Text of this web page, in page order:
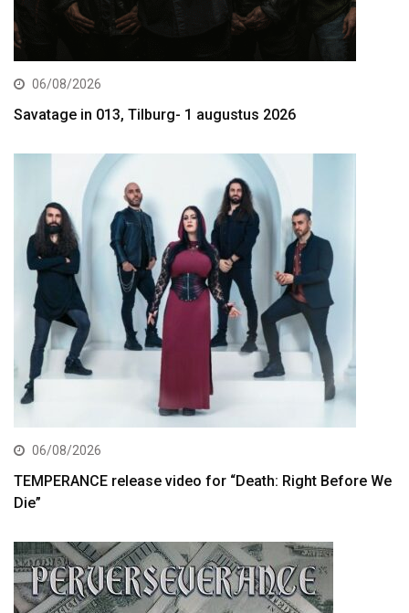
06/08/2026
Savatage in 013, Tilburg- 1 augustus 2026
06/08/2026
TEMPERANCE release video for “Death: Right Before We
Die”